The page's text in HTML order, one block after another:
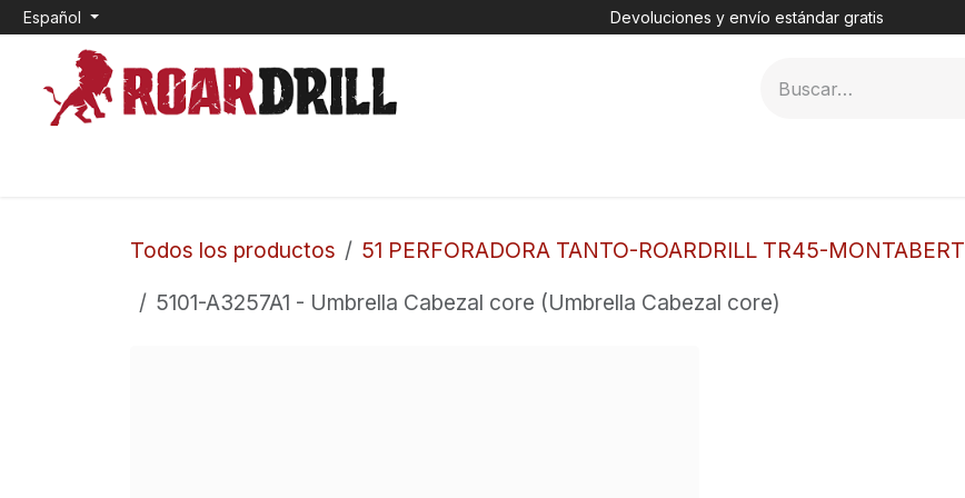
Ir al contenido
Español Devoluciones y envío estándar gratis
Todos los productos 51 PERFORADORA TANTO-ROARDRILL TR45-MONTABERT
5101-A3257A1 - Umbrella Cabezal core (Umbrella Cabezal core)